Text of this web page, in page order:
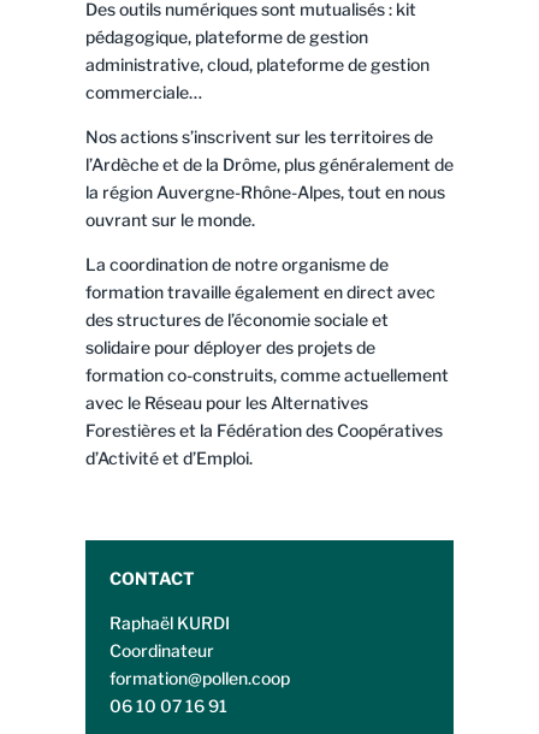
Des outils numériques sont mutualisés : kit
pédagogique, plateforme de gestion
administrative, cloud, plateforme de gestion
commerciale…
Nos actions s’inscrivent sur les territoires de
l’Ardèche et de la Drôme, plus généralement de
la région Auvergne-Rhône-Alpes, tout en nous
ouvrant sur le monde.
La coordination de notre organisme de
formation travaille également en direct avec
des structures de l’économie sociale et
solidaire pour déployer des projets de
formation co-construits, comme actuellement
avec le Réseau pour les Alternatives
Forestières et la Fédération des Coopératives
d’Activité et d’Emploi.
CONTACT
Raphaël KURDI
Coordinateur
formation@pollen.coop
06 10 07 16 91